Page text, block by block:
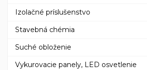
Izolačné príslušenstvo
Stavebná chémia
Suché obloženie
Vykurovacie panely, LED osvetlenie